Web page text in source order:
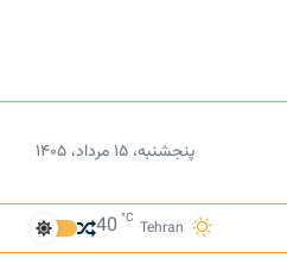
پنجشنبه، ۱۵ مرداد، ۱۴۰۵
Tehran
40 °C